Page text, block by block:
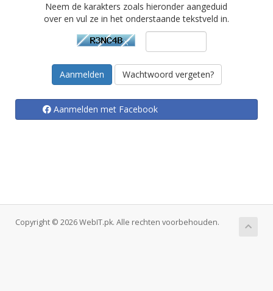
Neem de karakters zoals hieronder aangeduid
over en vul ze in het onderstaande tekstveld in.
Wachtwoord vergeten?
Aanmelden met Facebook
Copyright © 2026 WebIT.pk. Alle rechten voorbehouden.